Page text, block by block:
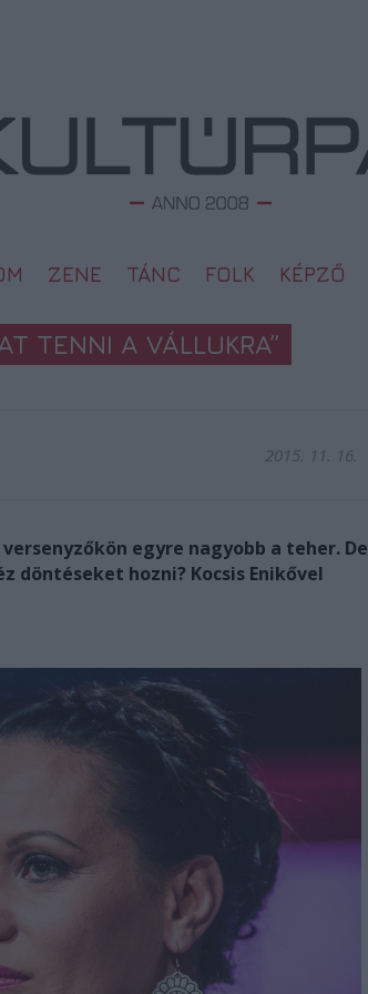
ZENE TÁNC FOLK KÉPZŐ
TENNI A VÁLLUKRA”
2015. 11. 16.
egyre nagyobb a teher. De
döntéseket hozni? Kocsis Enikővel